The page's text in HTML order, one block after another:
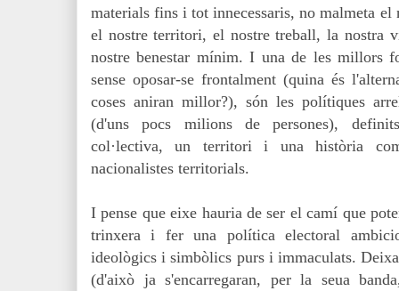
materials fins i tot innecessaris, no malmeta
el nostre territori, el nostre treball, la nostra
nostre benestar mínim. I una de les millors
sense oposar-se frontalment (quina és
coses aniran millor?), són les polítiques
(d'uns pocs milions de persones),
col·lectiva, un territori i una història
nacionalistes territorials.
I pense que eixe hauria de ser el camí que
trinxera i fer una política electoral
ideològics i simbòlics purs i immaculats.
(d'això ja s'encarregaran, per la seua